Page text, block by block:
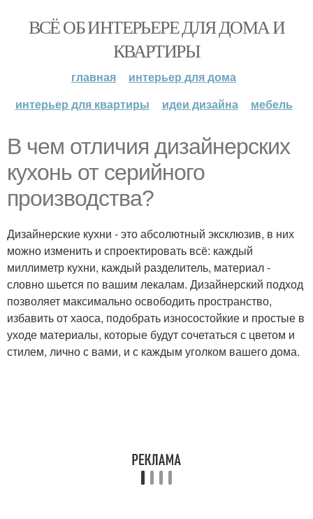
ВСЁ ОБ ИНТЕРЬЕРЕ ДЛЯ ДОМА И
КВАРТИРЫ
главная
интерьер для дома
интерьер для квартиры
идеи дизайна мебель
В чем отличия дизайнерских
кухонь от серийного
производства?
Дизайнерские кухни - это абсолютный эксклюзив, в них
можно изменить и спроектировать всё: каждый
миллиметр кухни, каждый разделитель, материал -
словно шьется по вашим лекалам. Дизайнерский подход
позволяет максимально освободить пространство,
избавить от хаоса, подобрать износостойкие и простые в
уходе материалы, которые будут сочетаться с цветом и
стилем, лично с вами, и с каждым уголком вашего дома.